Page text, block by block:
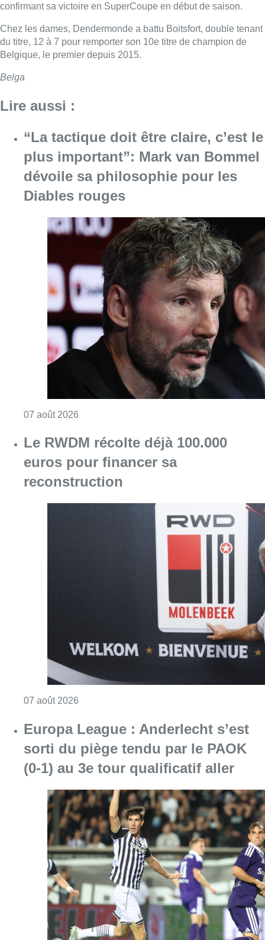
confirmant sa victoire en SuperCoupe en début de saison.
Chez les dames, Dendermonde a battu Boitsfort, double tenant
du titre, 12 à 7 pour remporter son 10e titre de champion de
Belgique, le premier depuis 2015.
Belga
Lire aussi :
“La tactique doit être claire, c’est le
plus important”: Mark van Bommel
dévoile sa philosophie pour les
Diables rouges
07 août 2026
Le RWDM récolte déjà 100.000
euros pour financer sa
reconstruction
07 août 2026
Europa League : Anderlecht s’est
sorti du piège tendu par le PAOK
(0-1) au 3e tour qualificatif aller